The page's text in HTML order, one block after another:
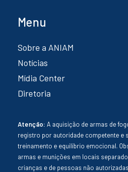
Menu
Sobre a ANIAM
Notícias
Mídia Center
Diretoria
Atenção: A aquisição de armas de
registro por autoridade competente e
treinamento e equilíbrio emocional.
armas e munições em locais
crianças e de pessoas não